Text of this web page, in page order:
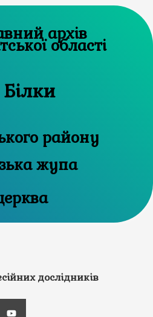
архів
області
Білки
району
жупа
дослідників